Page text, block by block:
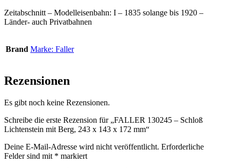
Zeitabschnitt – Modelleisenbahn: I – 1835 solange bis 1920 –
Länder- auch Privatbahnen
Brand Marke: Faller
Rezensionen
Es gibt noch keine Rezensionen.
Schreibe die erste Rezension für „FALLER 130245 – Schloß
Lichtenstein mit Berg, 243 x 143 x 172 mm“
Deine E-Mail-Adresse wird nicht veröffentlicht. Erforderliche
Felder sind mit * markiert